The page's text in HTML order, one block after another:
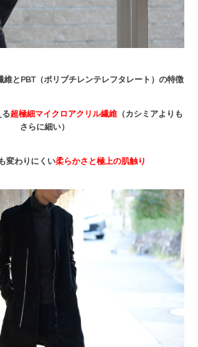
維とPBT（ポリブチレンテレフタレート）の特徴
る超極細マイクロアクリル繊維（カシミアよりも
さらに細い）
変わりにくい柔らかさと極上の肌触り